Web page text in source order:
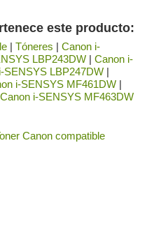
este producto:
| Tóneres | Canon i-
LBP243DW | Canon i-
SENSYS LBP247DW |
i-SENSYS MF461DW |
Canon i-SENSYS MF463DW
Canon compatible